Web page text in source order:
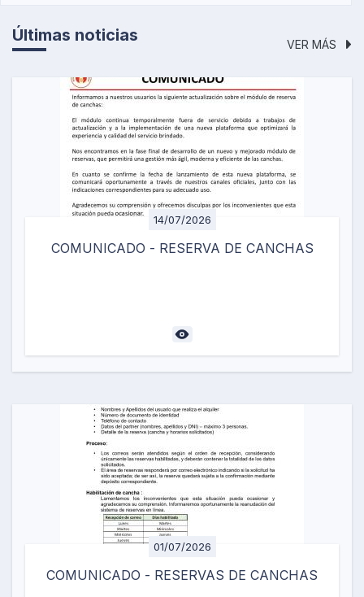
Últimas noticias VER MÁS
14/07/2026
COMUNICADO - RESERVA DE CANCHAS
01/07/2026
COMUNICADO - RESERVAS DE CANCHAS